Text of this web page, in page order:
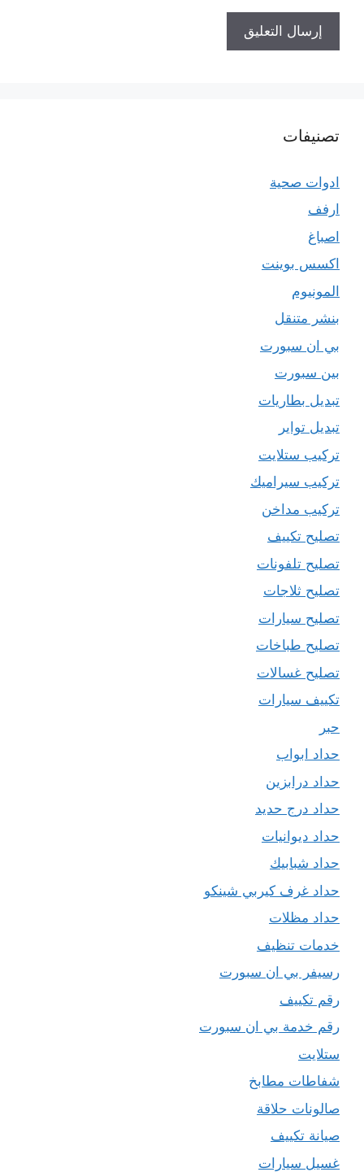
تصنيفات
ادوات صحية
ارفف
اصباغ
اكسس بوينت
المونيوم
بنشر متنقل
بي ان سبورت
بين سبورت
تبديل بطاريات
تبديل تواير
تركيب ستلايت
تركيب سيراميك
تركيب مداخن
تصليح تكييف
تصليح تلفونات
تصليح ثلاجات
تصليح سيارات
تصليح طباخات
تصليح غسالات
تكييف سيارات
حبر
حداد ابواب
حداد درابزين
حداد درج حديد
حداد ديوانيات
حداد شبابيك
حداد غرف كيربي شينكو
حداد مظلات
خدمات تنظيف
رسيفر بي ان سبورت
رقم تكييف
رقم خدمة بي ان سبورت
ستلايت
شفاطات مطابخ
صالونات حلاقة
صيانة تكييف
غسيل سيارات